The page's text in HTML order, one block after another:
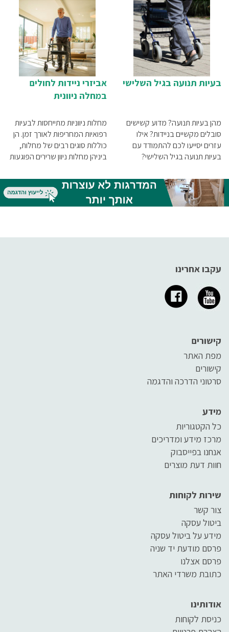
הגרביים האלסטיות להפחתת
גודש הדם הרגליים ולהקטנת
הסיכון לבצקות, לכיבים ולנמקים,
ותורמות מאוד לזרימת דם תקינה
בגוף, שהינה חיונית תמיד
אביזרי ניידות לחולים
במחלה ניוונית
מחלות ניווניות מתייחסות לבעיות
רפואיות המחריפות לאורך זמן. הן
כוללות סוגים רבים של מחלות,
ביניהן מחלות ניוון שרירים הפוגעות
רבים מוגבלים בתנועה. כיצד ניתן
להקל עליהם ולשמור על איכות
חייהם ככל הניתן?
בעיות תנועה בגיל השלישי
מהן בעיות תנועה? מדוע קשישים
סובלים מקשיים בניידות? אילו
עזרים יסייעו לכם להתמודד עם
בעיות תנועה בגיל השלישי?
עקבו אחרינו
קישורים
מפת האתר
קישורים
סרטוני הדרכה והדגמה
מידע
כל הקטגוריות
מרכז מידע ומדריכים
אנחנו בפייסבוק
חוות דעת מוצרים
שירות לקוחות
צור קשר
ביטול עסקה
מידע על ביטול עסקה
פרסם מודעת יד שניה
פרסם אצלנו
כתובת משרדי האתר
אודותינו
כניסת לקוחות